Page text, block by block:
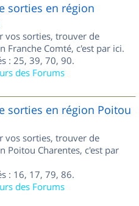
sorties en région
vos sorties, trouver de
Franche Comté, c'est par ici.
: 25, 39, 70, 90.
des Forums
sorties en région Poitou
vos sorties, trouver de
Poitou Charentes, c'est par
: 16, 17, 79, 86.
des Forums